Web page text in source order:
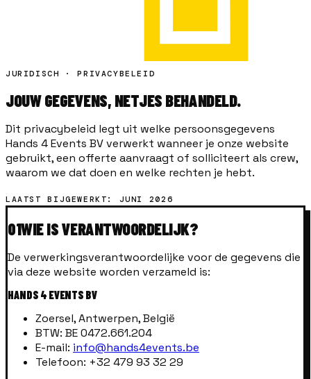
JURIDISCH · PRIVACYBELEID
JOUW GEGEVENS, NETJES BEHANDELD.
Dit privacybeleid legt uit welke persoonsgegevens
Hands 4 Events BV verwerkt wanneer je onze website
gebruikt, een offerte aanvraagt of solliciteert als crew,
waarom we dat doen en welke rechten je hebt.
LAATST BIJGEWERKT: JUNI 2026
01WIE IS VERANTWOORDELIJK?
De verwerkingsverantwoordelijke voor de gegevens die
via deze website worden verzameld is:
HANDS 4 EVENTS BV
Zoersel, Antwerpen, België
BTW: BE 0472.661.204
E-mail: info@hands4events.be
Telefoon: +32 479 93 32 29